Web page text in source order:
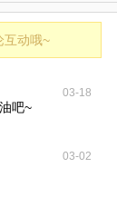
互动哦~
03-18
吧~
03-02